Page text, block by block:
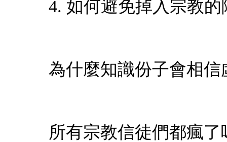
4. 如何避免掉入宗教
為什麼知識份子會相信
所有宗教信徒們都瘋了